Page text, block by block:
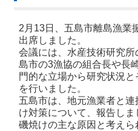
2月13日、五島市離島漁業
出席しました。
会議には、水産技術研究
島市の3漁協の組合長や長
門的な立場から研究状況
を行いました。
五島市は、地元漁業者と
け対策について、報告しま
磯焼けの主な原因と考えら